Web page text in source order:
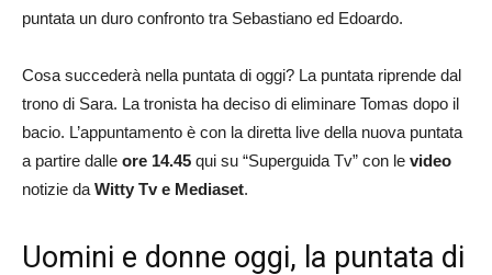
puntata un duro confronto tra Sebastiano ed Edoardo.
Cosa succederà nella puntata di oggi? La puntata riprende dal
trono di Sara. La tronista ha deciso di eliminare Tomas dopo il
bacio. L’appuntamento è con la diretta live della nuova puntata
a partire dalle ore 14.45 qui su “Superguida Tv” con le video
notizie da Witty Tv e Mediaset.
Uomini e donne oggi, la puntata di